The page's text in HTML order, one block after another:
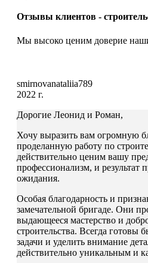
Отзывы клиентов -
Мы высоко ценим доверие
smirnovanataliia789
2022 г.
Дорогие Леонид и Роман,
Хочу выразить вам огромную
проделанную работу по
действительно ценим вашу
профессионализм, и результат
ожидания.
Особая благодарность и
замечательной бригаде. Они
выдающееся мастерство и
строительства. Всегда
задачи и уделить внимание
действительно уникальным и